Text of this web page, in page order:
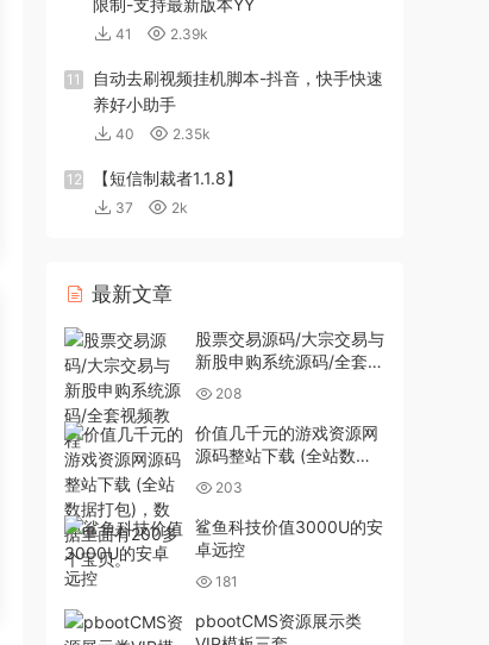
限制-支持最新版本YY
41 2.39k
11
自动去刷视频挂机脚本-抖音，快手快速
养好小助手
40 2.35k
12 【短信制裁者1.1.8】
37 2k
最新文章
股票交易源码/大宗交易与
新股申购系统源码/全套视
频教程
208
价值几千元的游戏资源网
源码整站下载 (全站数据
打包)，数据里面有200多
个宝贝。
203
鲨鱼科技价值3000U的安
卓远控
181
pbootCMS资源展示类